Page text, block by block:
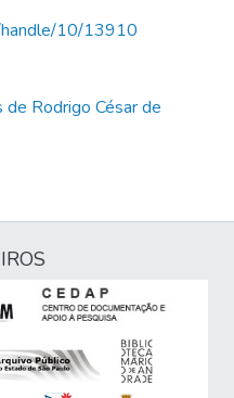
handle/10/13910
Rodrigo César de